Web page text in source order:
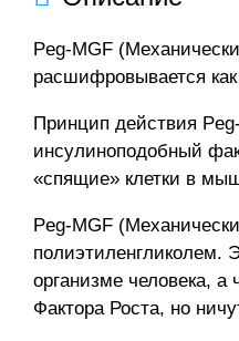
Peg-MGF
расшифровывается
Принцип действия
инсулиноподобный
«спящие» клетки в
Peg-MGF
полиэтиленгликолем.
организме человека,
Фактора Роста, но